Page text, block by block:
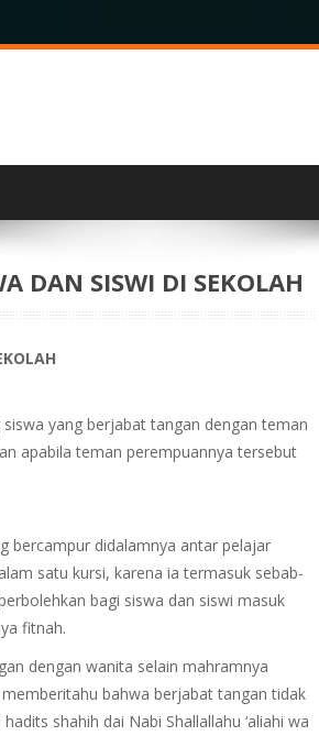
DAN SISWI DI SEKOLAH
yang berjabat tangan dengan teman
apabila teman perempuannya tersebut
bercampur didalamnya antar pelajar
satu kursi, karena ia termasuk sebab-
bagi siswa dan siswi masuk
fitnah.
dengan wanita selain mahramnya
bahwa berjabat tangan tidak
shahih dai Nabi Shallallahu ‘aliahi wa